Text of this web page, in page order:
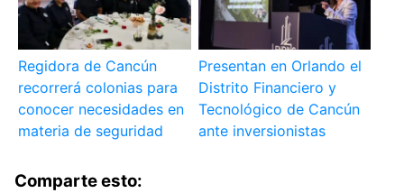
Regidora de Cancún
recorrerá colonias para
conocer necesidades en
materia de seguridad
Presentan en Orlando el
Distrito Financiero y
Tecnológico de Cancún
ante inversionistas
Comparte esto: